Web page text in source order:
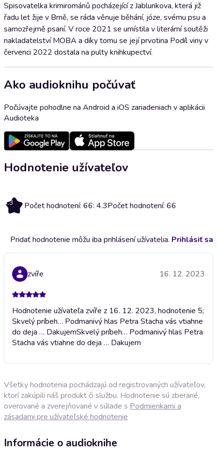
Spisovatelka krimirománů pocházející z Jablunkova, která již
řadu let žije v Brně, se ráda věnuje běhání, józe, svému psu a
samozřejmě psaní. V roce 2021 se umístila v literární soutěži
nakladatelství MOBA a díky tomu se její prvotina Podíl viny v
červenci 2022 dostala na pulty knihkupectví.
Ako audioknihu počúvať
Počúvajte pohodlne na Android a iOS zariadeniach v aplikácii
Audioteka
Hodnotenie užívateľov
4.3 Počet hodnotení: 66: 4.3Počet hodnotení: 66
Pridať hodnotenie môžu iba prihlásení užívatelia. Prihlásiť sa
zvíře 16. 12. 2023
Hodnotenie užívateľa zvíře z 16. 12. 2023, hodnotenie 5;
Skvelý príbeh… Podmanivý hlas Petra Stacha vás vtiahne
do deja … DakujemSkvelý príbeh… Podmanivý hlas Petra
Stacha vás vtiahne do deja … Dakujem
Všetky hodnotenia pochádzajú od registrovaných užívateľov,
ktorí zakúpili náš produkt či službu. Hodnotenie sú zberané,
overované a zverejňované v súlade s Podmienkami a
zásadami pre užívateľské hodnotenie
Informácie o audioknihe